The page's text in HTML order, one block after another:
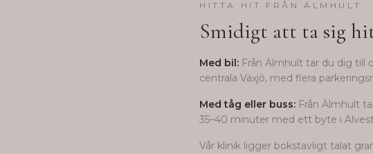
HITTA HIT FRÅN ÄLMHULT
Smidigt att ta sig
Med bil: Från Älmhult tar du dig till
centrala Växjö, med flera
Med tåg eller buss: Från Älmhult
35–40 minuter med ett byte i
Vår klinik ligger bokstavligt talat